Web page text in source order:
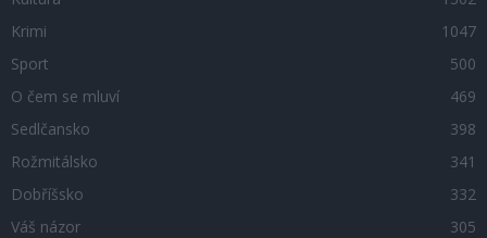
Krimi
1047
Sport
500
O čem se mluví
469
Sedlčansko
398
Rožmitálsko
341
Dobříšsko
332
Váš názor
305